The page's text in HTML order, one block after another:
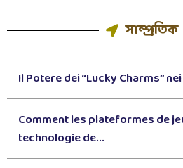
সাম্প্রতিক
Il Potere dei “Lucky Charms”
Comment les plateformes de
technologie de...